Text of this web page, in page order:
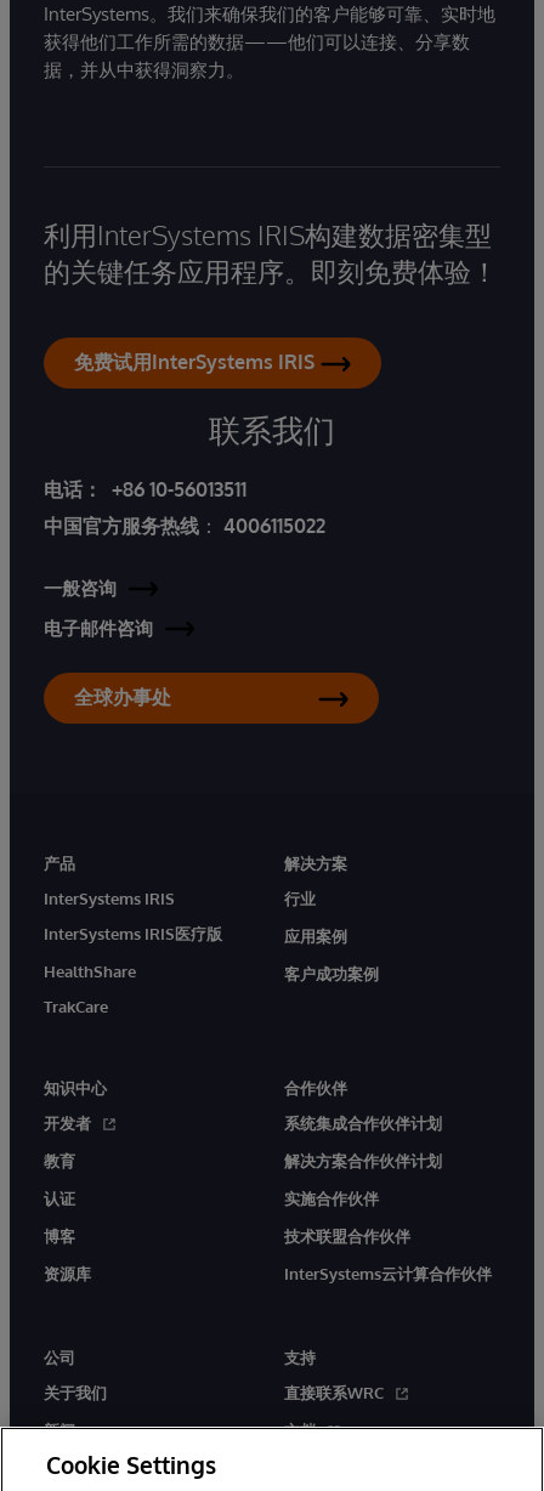
InterSystems。我们来确保我们的客户能够可靠、实时地
获得他们工作所需的数据——他们可以连接、分享数
据，并从中获得洞察力。
利用InterSystems IRIS构建数据密集型
的关键任务应用程序。即刻免费体验！
免费试用InterSystems IRIS
联系我们
电话：
+86 10-56013511
中国官方服务热线 ： 4006115022
一般咨询
电子邮件咨询
全球办事处
产品
InterSystems IRIS
InterSystems IRIS医疗版
HealthShare
TrakCare
解决方案
行业
应用案例
客户成功案例
知识中心
开发者
教育
认证
博客
资源库
合作伙伴
系统集成合作伙伴计划
解决方案合作伙伴计划
实施合作伙伴
技术联盟合作伙伴
InterSystems云计算合作伙伴
公司
关于我们
新闻
活动
支持
直接联系WRC
文档
Cookie Settings